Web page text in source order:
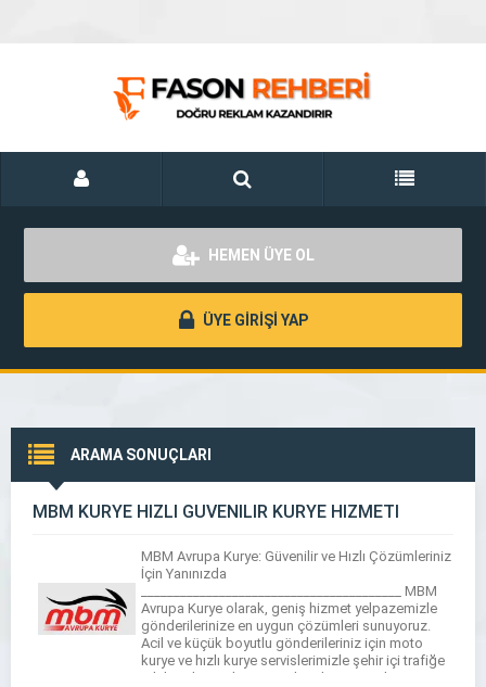
HEMEN ÜYE OL
ÜYE GİRİŞİ YAP
ARAMA SONUÇLARI
MBM KURYE HIZLI GÜVENİLİR KURYE HİZMETİ
MBM Avrupa Kurye: Güvenilir ve Hızlı Çözümleriniz
İçin Yanınızda
________________________________________ MBM
Avrupa Kurye olarak, geniş hizmet yelpazemizle
gönderilerinize en uygun çözümleri sunuyoruz.
Acil ve küçük boyutlu gönderileriniz için moto
kurye ve hızlı kurye servislerimizle şehir içi trafiğe
takılmadan en kısa sürede adresinize ulaşıyoruz.